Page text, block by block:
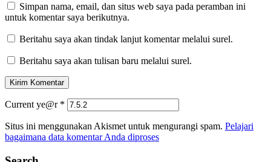
Simpan nama, email, dan situs web saya pada peramban ini
untuk komentar saya berikutnya.
Beritahu saya akan tindak lanjut komentar melalui surel.
Beritahu saya akan tulisan baru melalui surel.
Current ye@r *
Situs ini menggunakan Akismet untuk mengurangi spam. Pelajari
bagaimana data komentar Anda diproses